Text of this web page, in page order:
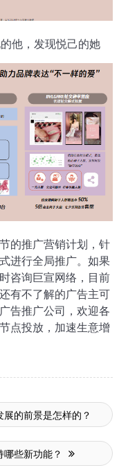
的推广营销计划，针
进行全局推广。如果
咨询巨宣网络，目前
有不了解的广告主可
告推广公司，欢迎各
点投放，加速生意增
展的前景是怎样的？
哪些新功能？